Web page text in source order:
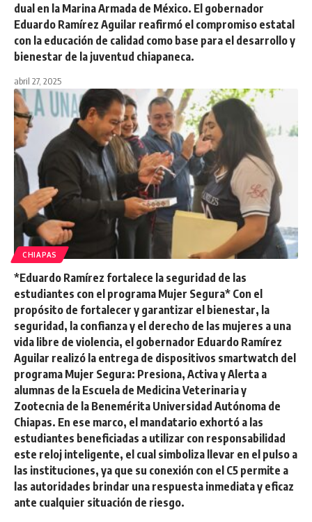
dual en la Marina Armada de México. El gobernador
Eduardo Ramírez Aguilar reafirmó el compromiso estatal
con la educación de calidad como base para el desarrollo y
bienestar de la juventud chiapaneca.
abril 27, 2025
CHIAPAS
*Eduardo Ramírez fortalece la seguridad de las
estudiantes con el programa Mujer Segura* Con el
propósito de fortalecer y garantizar el bienestar, la
seguridad, la confianza y el derecho de las mujeres a una
vida libre de violencia, el gobernador Eduardo Ramírez
Aguilar realizó la entrega de dispositivos smartwatch del
programa Mujer Segura: Presiona, Activa y Alerta a
alumnas de la Escuela de Medicina Veterinaria y
Zootecnia de la Benemérita Universidad Autónoma de
Chiapas. En ese marco, el mandatario exhortó a las
estudiantes beneficiadas a utilizar con responsabilidad
este reloj inteligente, el cual simboliza llevar en el pulso a
las instituciones, ya que su conexión con el C5 permite a
las autoridades brindar una respuesta inmediata y eficaz
ante cualquier situación de riesgo.